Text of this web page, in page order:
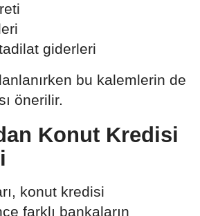
giderleri
bu kalemlerin de
önerilir.
Konut Kredisi
konut kredisi
farklı bankaların